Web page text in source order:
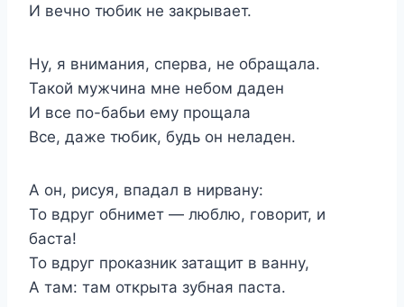
И вечно тюбик не закрывает.
Ну, я внимания, сперва, не обращала.
Такой мужчина мне небом даден
И все по-бабьи ему прощала
Все, даже тюбик, будь он неладен.
А он, рисуя, впадал в нирвану:
То вдруг обнимет — люблю, говорит, и
баста!
То вдруг проказник затащит в ванну,
А там: там открыта зубная паста.